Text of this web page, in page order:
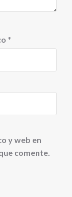
*
y web en
comente.